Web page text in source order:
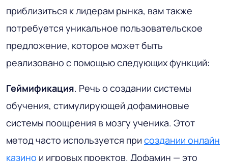
приблизиться к лидерам рынка, вам также
потребуется уникальное пользовательское
предложение, которое может быть
реализовано с помощью следующих функций:
Геймификация. Речь о создании системы
обучения, стимулирующей дофаминовые
системы поощрения в мозгу ученика. Этот
метод часто используется при создании онлайн
казино и игровых проектов. Дофамин — это